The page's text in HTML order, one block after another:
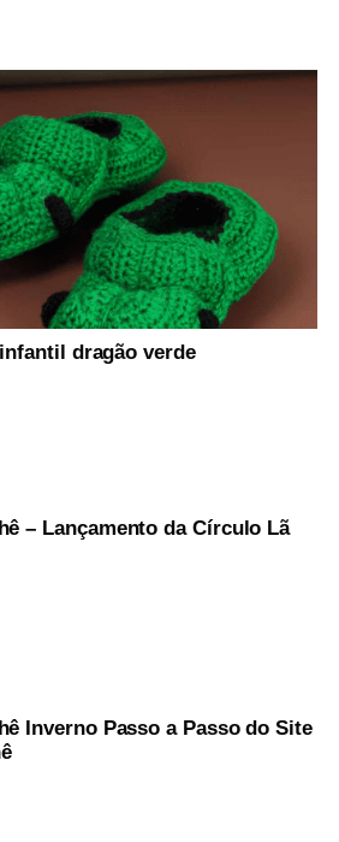
dragão verde
– Lançamento da Círculo Lã
Inverno Passo a Passo do Site